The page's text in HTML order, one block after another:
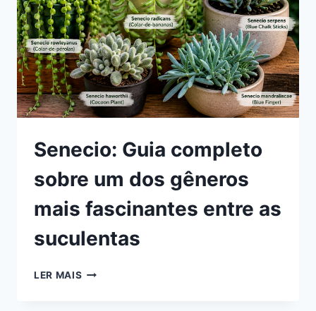
Senecio: Guia completo
sobre um dos gêneros
mais fascinantes entre as
suculentas
LER MAIS SENECIO: